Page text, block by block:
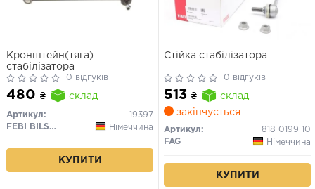
Кронштейн(тяга)
стабілізатора
0 відгуків
480 ₴ склад
Артикул:
19397
FEBI BILSTEIN
Німеччина
КУПИТИ
Стійка стабілізатора
0 відгуків
513 ₴
склад
закінчується
Артикул:
818 0199 10
FAG
Німеччина
КУПИТИ